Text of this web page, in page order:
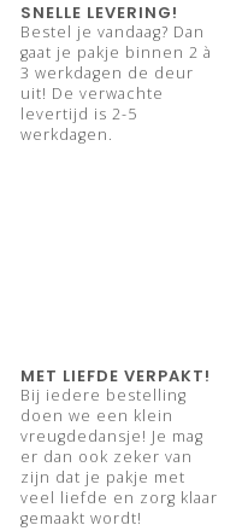
SNELLE LEVERING!
Bestel je vandaag? Dan
gaat je pakje binnen 2 à
3 werkdagen de deur
uit! De verwachte
levertijd is 2-5
werkdagen.
MET LIEFDE VERPAKT!
Bij iedere bestelling
doen we een klein
vreugdedansje! Je mag
er dan ook zeker van
zijn dat je pakje met
veel liefde en zorg klaar
gemaakt wordt!